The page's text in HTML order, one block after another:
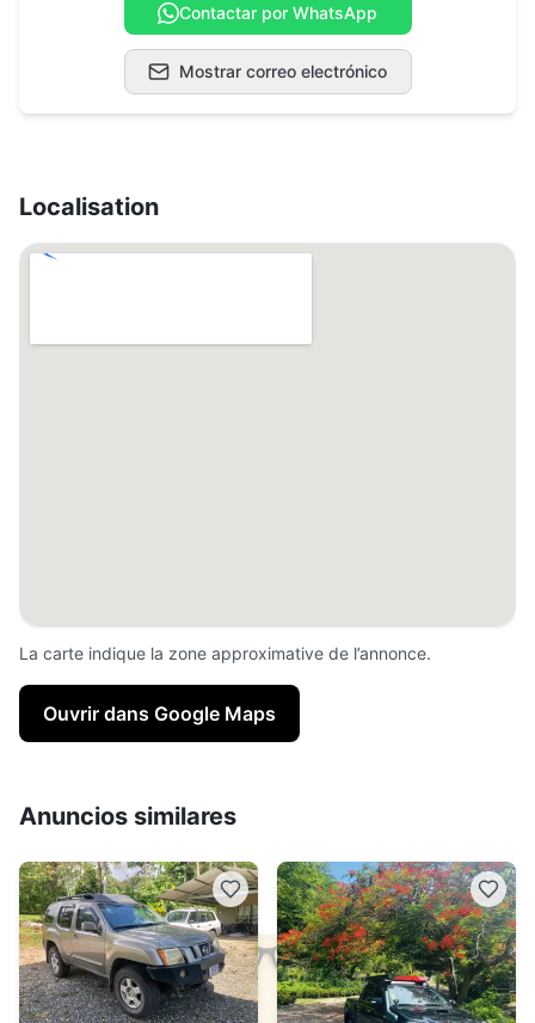
Contactar por WhatsApp
Mostrar correo electrónico
Localisation
La carte indique la zone approximative de l’annonce.
Ouvrir dans Google Maps
Anuncios similares